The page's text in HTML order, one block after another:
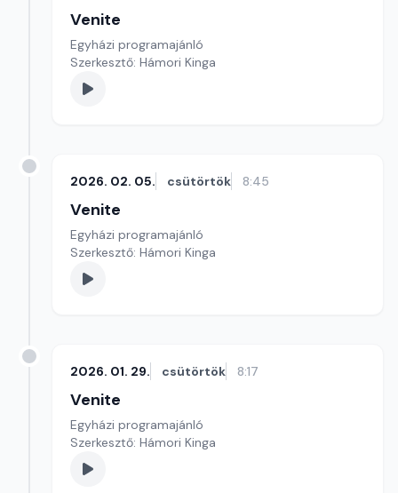
Venite
Egyházi programajánló
Szerkesztő: Hámori Kinga
2026. 02. 05. csütörtök 8:45
Venite
Egyházi programajánló
Szerkesztő: Hámori Kinga
2026. 01. 29. csütörtök 8:17
Venite
Egyházi programajánló
Szerkesztő: Hámori Kinga